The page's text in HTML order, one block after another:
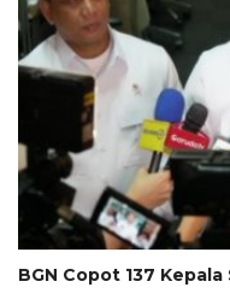
BGN Copot 137 Kepala